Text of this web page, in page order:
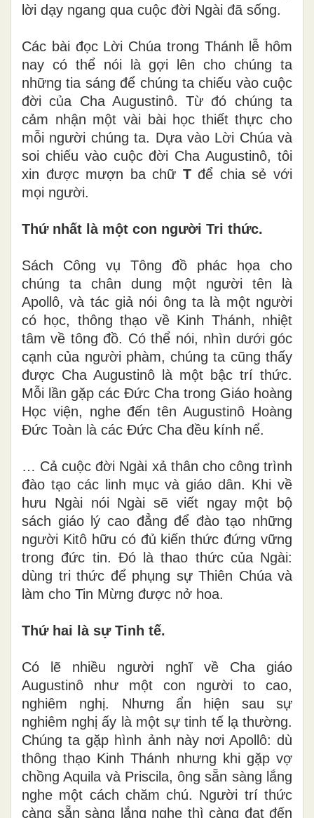
lời dạy ngang qua cuộc đời Ngài đã sống.
Các bài đọc Lời Chúa trong Thánh lễ hôm
nay có thể nói là gợi lên cho chúng ta
những tia sáng để chúng ta chiếu vào cuộc
đời của Cha Augustinô. Từ đó chúng ta
cảm nhận một vài bài học thiết thực cho
mỗi người chúng ta. Dựa vào Lời Chúa và
soi chiếu vào cuộc đời Cha Augustinô, tôi
xin được mượn ba chữ Tđể chia sẻ với
mọi người.
Thứ nhất là một con người Tri thức.
Sách Công vụ Tông đồ phác họa cho
chúng ta chân dung một người tên là
Apollô, và tác giả nói ông ta là một người
có học, thông thạo về Kinh Thánh, nhiệt
tâm về tông đồ. Có thể nói, nhìn dưới góc
cạnh của người phàm, chúng ta cũng thấy
được Cha Augustinô là một bậc trí thức.
Mỗi lần gặp các Đức Cha trong Giáo hoàng
Học viện, nghe đến tên Augustinô Hoàng
Đức Toàn là các Đức Cha đều kính nể.
… Cả cuộc đời Ngài xả thân cho công trình
đào tạo các linh mục và giáo dân. Khi về
hưu Ngài nói Ngài sẽ viết ngay một bộ
sách giáo lý cao đẳng để đào tạo những
người Kitô hữu có đủ kiến thức đứng vững
trong đức tin. Đó là thao thức của Ngài:
dùng tri thức để phụng sự Thiên Chúa và
làm cho Tin Mừng được nở hoa.
Thứ hai là sự Tinh tế.
Có lẽ nhiều người nghĩ về Cha giáo
Augustinô như một con người to cao,
nghiêm nghị. Nhưng ẩn hiện sau sự
nghiêm nghị ấy là một sự tinh tế lạ thường.
Chúng ta gặp hình ảnh này nơi Apollô: dù
thông thạo Kinh Thánh nhưng khi gặp vợ
chồng Aquila và Priscila, ông sẵn sàng lắng
nghe một cách chăm chú. Người trí thức
càng sẵn sàng lắng nghe thì càng đạt đến